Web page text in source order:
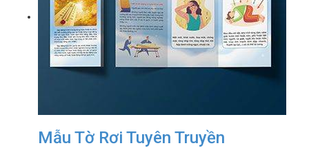
Mẫu Tờ Rơi Tuyên Truyền